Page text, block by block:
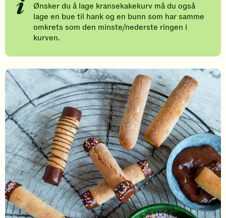
Ønsker du å lage kransekakekurv må du også
lage en bue til hank og en bunn som har samme
omkrets som den minste/nederste ringen i
kurven.